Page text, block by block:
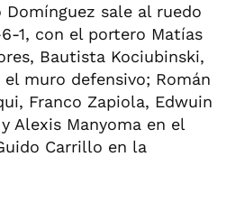
Domínguez sale al ruedo
1, con el portero Matías
Bautista Kociubinski,
muro defensivo; Román
Franco Zapiola, Edwuin
Alexis Manyoma en el
Carrillo en la